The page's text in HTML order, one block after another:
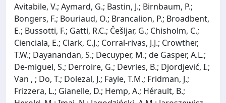
Avitabile, V.; Aymard, G.; Bastin, J.; Birnbaum, P.;
Bongers, F.; Bouriaud, O.; Brancalion, P.; Broadbent,
E.; Bussotti, F.; Gatti, R.C.; Češljar, G.; Chisholm, C.;
Cienciala, E.; Clark, C.J.; Corral‐rivas, J.J.; Crowther,
T.W.; Dayanandan, S.; Decuyper, M.; de Gasper, A.L.;
De‐miguel, S.; Derroire, G.; Devries, B.; Djordjević, I.;
Van , ; Do, T.; Dolezal, J.; Fayle, T.M.; Fridman, J.;
Frizzera, L.; Gianelle, D.; Hemp, A.; Hérault, B.;